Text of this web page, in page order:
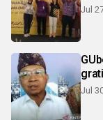
Jul
Jul